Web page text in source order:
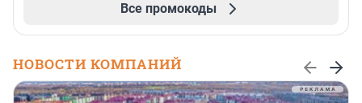
Все промокоды
НОВОСТИ КОМПАНИЙ